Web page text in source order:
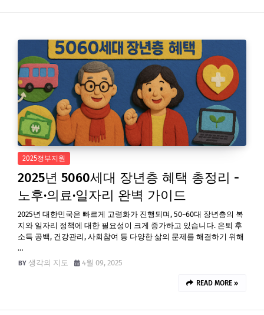
2025정부지원
2025년 5060세대 장년층 혜택 총정리 -
노후·의료·일자리 완벽 가이드
2025년 대한민국은 빠르게 고령화가 진행되며, 50~60대 장년층의 복
지와 일자리 정책에 대한 필요성이 크게 증가하고 있습니다. 은퇴 후
소득 공백, 건강관리, 사회참여 등 다양한 삶의 문제를 해결하기 위해
…
생각의 지도
4월 09, 2025
READ MORE »